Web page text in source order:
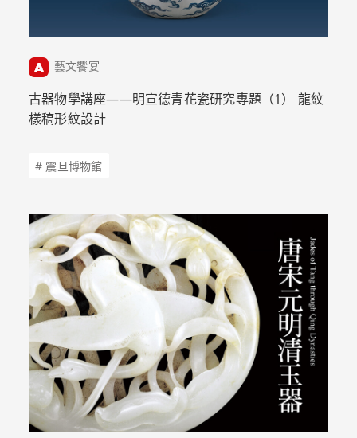
藝文饗宴
古器物學講座——明宣德青花瓷研究專題（1） 龍紋
樣稿形紋設計
# 震旦博物館